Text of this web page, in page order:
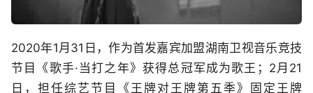
2020年1月31日，作为首发嘉宾加盟湖南卫视音乐竞技
节目《歌手·当打之年》获得总冠军成为歌王；2月21
日，担任综艺节目《王牌对王牌第五季》固定王牌